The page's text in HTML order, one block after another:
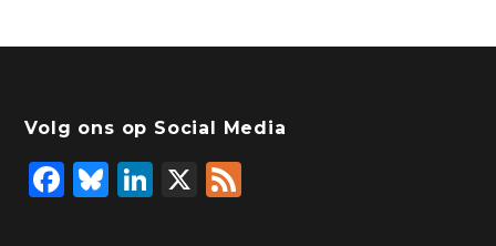
Volg ons op Social Media
F
Bl
Li
X